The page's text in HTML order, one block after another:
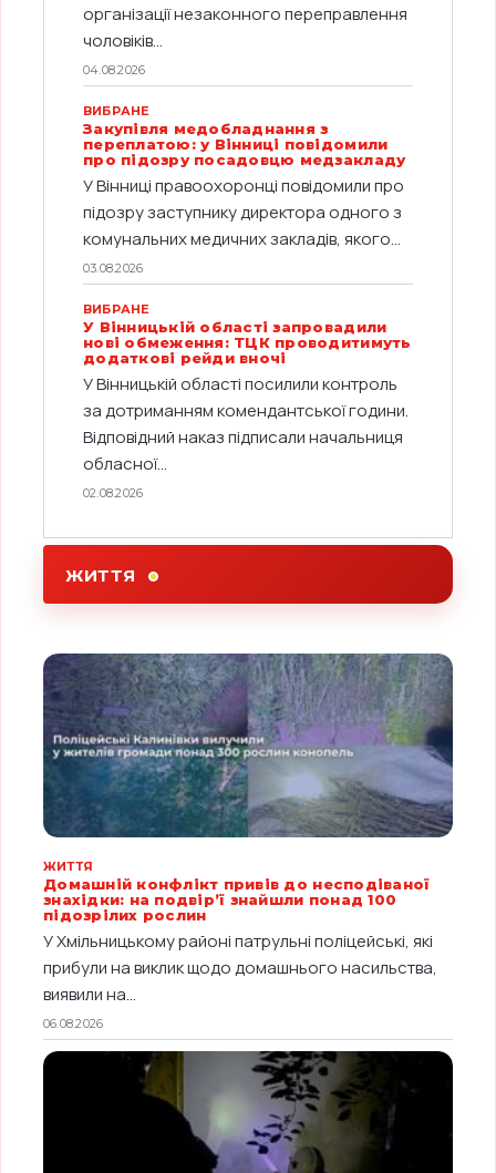
організації незаконного переправлення
чоловіків...
04.08.2026
ВИБРАНЕ
Закупівля медобладнання з
переплатою: у Вінниці повідомили
про підозру посадовцю медзакладу
У Вінниці правоохоронці повідомили про
підозру заступнику директора одного з
комунальних медичних закладів, якого...
03.08.2026
ВИБРАНЕ
У Вінницькій області запровадили
нові обмеження: ТЦК проводитимуть
додаткові рейди вночі
У Вінницькій області посилили контроль
за дотриманням комендантської години.
Відповідний наказ підписали начальниця
обласної...
02.08.2026
ЖИТТЯ
ЖИТТЯ
Домашній конфлікт привів до несподіваної
знахідки: на подвір’ї знайшли понад 100
підозрілих рослин
У Хмільницькому районі патрульні поліцейські, які
прибули на виклик щодо домашнього насильства,
виявили на...
06.08.2026